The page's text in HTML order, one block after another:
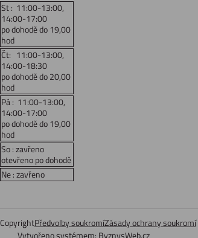
St : 11:00-13:00,
14:00-17:00
po dohodě do 19,00
hod
Čt: 11:00-13:00,
14:00-18:30
po dohodě do 20,00
hod
Pá : 11:00-13:00,
14:00-17:00
po dohodě do 19,00
hod
So : zavřeno
otevřeno po dohodě
Ne : zavřeno
CopyrightPředvolby soukromíZásady ochrany soukromí
Vytvořeno systémem: ByznysWeb.cz